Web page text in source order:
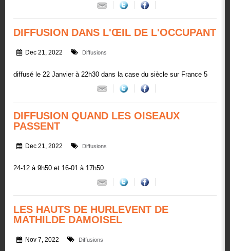
DIFFUSION DANS L'ŒIL DE L'OCCUPANT
Dec 21, 2022 Diffusions
diffusé le 22 Janvier à 22h30 dans la case du siècle sur France 5
DIFFUSION QUAND LES OISEAUX
PASSENT
Dec 21, 2022 Diffusions
24-12 à 9h50 et 16-01 à 17h50
LES HAUTS DE HURLEVENT DE
MATHILDE DAMOISEL
Nov 7, 2022 Diffusions